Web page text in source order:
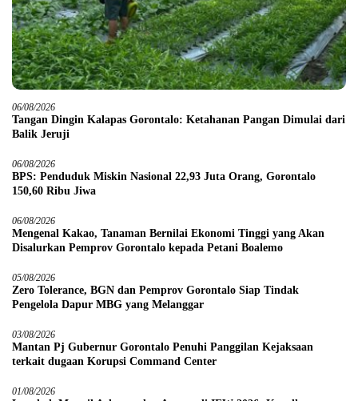
06/08/2026
Tangan Dingin Kalapas Gorontalo: Ketahanan Pangan Dimulai dari
Balik Jeruji
06/08/2026
BPS: Penduduk Miskin Nasional 22,93 Juta Orang, Gorontalo
150,60 Ribu Jiwa
06/08/2026
Mengenal Kakao, Tanaman Bernilai Ekonomi Tinggi yang Akan
Disalurkan Pemprov Gorontalo kepada Petani Boalemo
05/08/2026
Zero Tolerance, BGN dan Pemprov Gorontalo Siap Tindak
Pengelola Dapur MBG yang Melanggar
03/08/2026
Mantan Pj Gubernur Gorontalo Penuhi Panggilan Kejaksaan
terkait dugaan Korupsi Command Center
01/08/2026